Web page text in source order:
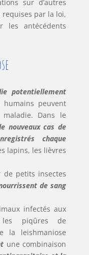
sur d’autres
par la loi,
les antécédents
potentiellement
peuvent
Dans le
nouveaux cas de
chaque
lapins, les lièvres
petits insectes
de sang
infectés aux
piqûres de
la leishmaniose
une combinaison